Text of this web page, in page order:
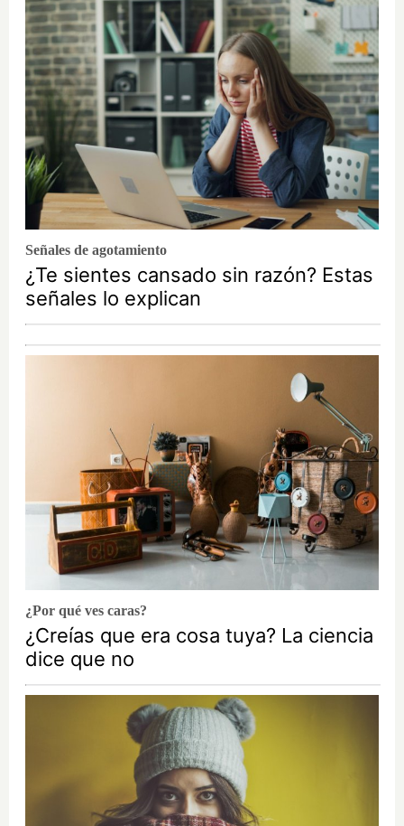
Señales de agotamiento
¿Te sientes cansado sin razón? Estas
señales lo explican
¿Por qué ves caras?
¿Creías que era cosa tuya? La ciencia
dice que no